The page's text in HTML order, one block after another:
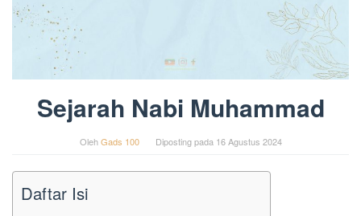
Sejarah Nabi Muhammad
OlehGads 100 Diposting pada 16 Agustus 2024
Daftar Isi